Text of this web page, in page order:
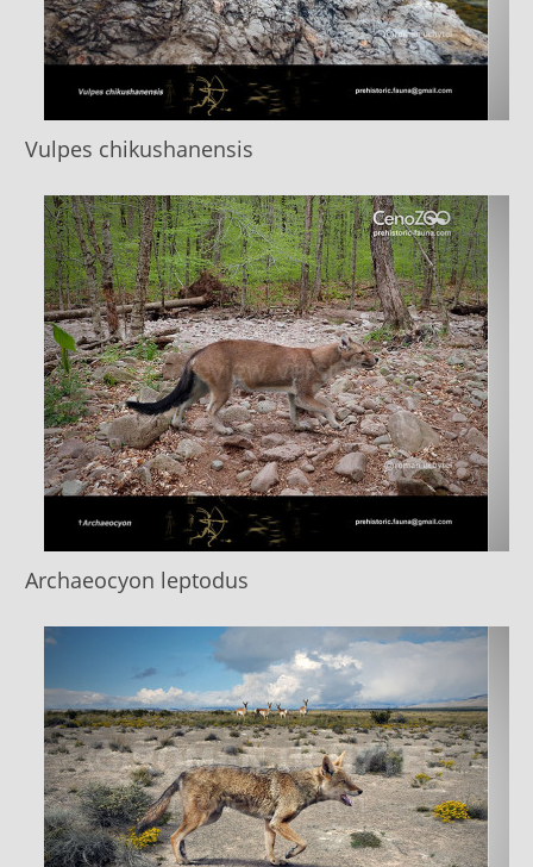
Vulpes chikushanensis
Archaeocyon leptodus